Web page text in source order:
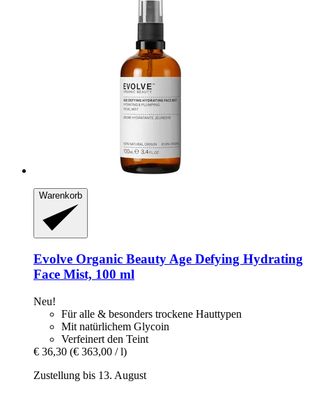
Warenkorb
Evolve Organic Beauty Age Defying Hydrating
Face Mist, 100 ml
Neu!
Für alle & besonders trockene Hauttypen
Mit natürlichem Glycoin
Verfeinert den Teint
€ 36,30 (€ 363,00 / l)
Zustellung bis 13. August